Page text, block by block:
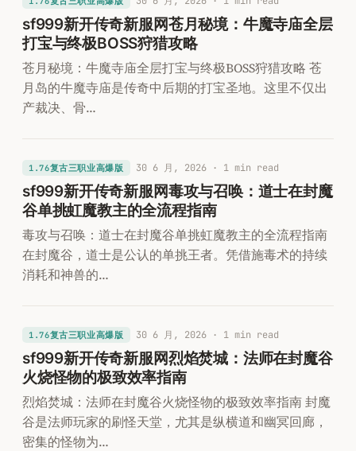
sf999新开传奇新服网苍月秘境：牛魔寺庙全层
打宝与终极BOSS狩猎攻略
苍月秘境：牛魔寺庙全层打宝与终极BOSS狩猎攻略 苍
月岛的牛魔寺庙是传奇中后期的打宝圣地。这里不仅出
产裁决、骨…
1.76复古三职业高爆版 30 6 月, 2026· 1 min read
sf999新开传奇新服网毒攻与召唤：道士在封魔
谷单挑虹魔教主的全流程指南
毒攻与召唤：道士在封魔谷单挑虹魔教主的全流程指南
在封魔谷，道士是公认的单挑王者。凭借施毒术的持续
消耗和神兽的…
1.76复古三职业高爆版 30 6 月, 2026· 1 min read
sf999新开传奇新服网烈焰焚城：法师在封魔谷
火烧怪物的极致效率指南
烈焰焚城：法师在封魔谷火烧怪物的极致效率指南 封魔
谷是法师玩家的刷怪天堂，尤其是纵横道和幽冥回廊，
密集的怪物为…